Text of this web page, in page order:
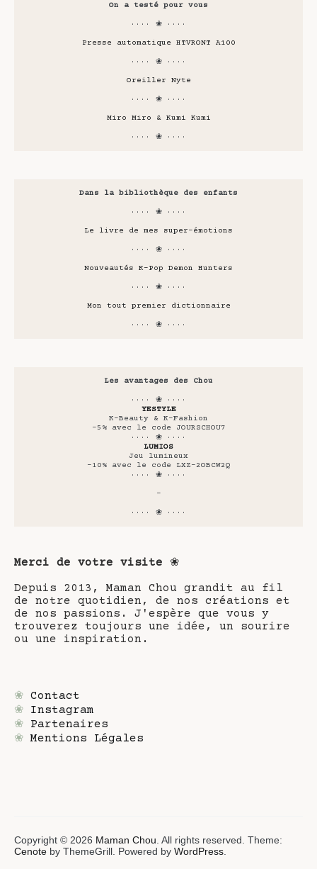
On a testé pour vous
···· ❀ ····
Presse automatique HTVRONT A100
···· ❀ ····
Oreiller Nyte
···· ❀ ····
Miro Miro & Kumi Kumi
···· ❀ ····
Dans la bibliothèque des enfants
···· ❀ ····
Le livre de mes super-émotions
···· ❀ ····
Nouveautés K-Pop Demon Hunters
···· ❀ ····
Mon tout premier dictionnaire
···· ❀ ····
Les avantages des Chou
···· ❀ ····
YESTYLE
K-Beauty & K-Fashion
-5% avec le code JOURSCHOU7
···· ❀ ····
LUMIOS
Jeu lumineux
-10% avec le code LXZ-2OBCW2Q
···· ❀ ····
-
···· ❀ ····
Merci de votre visite ❀
Depuis 2013, Maman Chou grandit au fil
de notre quotidien, de nos créations et
de nos passions. J'espère que vous y
trouverez toujours une idée, un sourire
ou une inspiration.
❀ Contact
❀ Instagram
❀ Partenaires
❀ Mentions Légales
Copyright © 2026 Maman Chou. All rights reserved. Theme:
Cenote by ThemeGrill. Powered by WordPress.